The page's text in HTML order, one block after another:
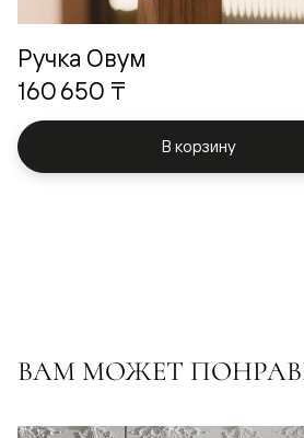
Ручка Овум
160 650 ₸
В корзину
ВАМ МОЖЕТ